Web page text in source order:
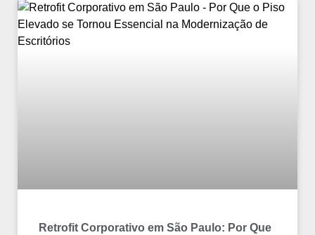
Retrofit Corporativo em São Paulo: Por Que